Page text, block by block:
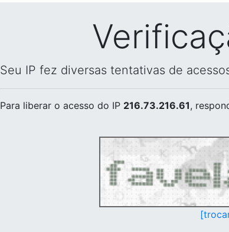
Seu IP fez diversas tentativas de
Para liberar o acesso do IP 216.73.216.61,